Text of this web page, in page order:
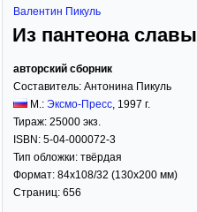
Валентин Пикуль
Из пантеона славы
авторский сборник
Составитель: Антонина Пикуль
М.: Эксмо-Пресс, 1997 г.
Тираж: 25000 экз.
ISBN: 5-04-000072-3
Тип обложки: твёрдая
Формат: 84x108/32 (130x200 мм)
Страниц: 656